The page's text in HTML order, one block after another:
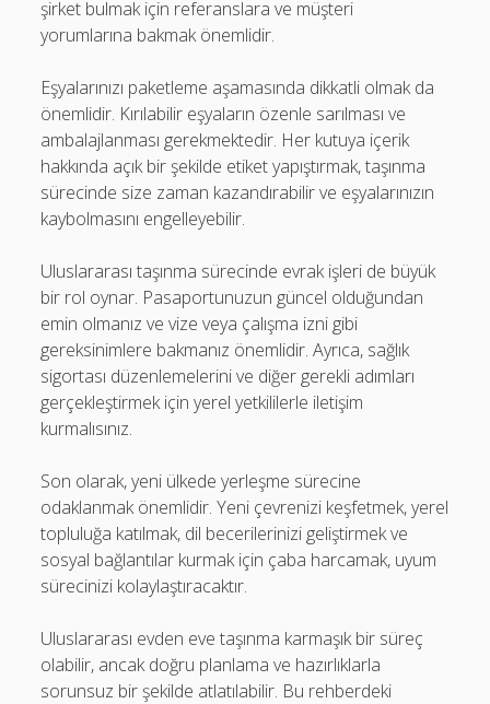
şirket bulmak için referanslara ve müşteri
yorumlarına bakmak önemlidir.
Eşyalarınızı paketleme aşamasında dikkatli olmak da
önemlidir. Kırılabilir eşyaların özenle sarılması ve
ambalajlanması gerekmektedir. Her kutuya içerik
hakkında açık bir şekilde etiket yapıştırmak, taşınma
sürecinde size zaman kazandırabilir ve eşyalarınızın
kaybolmasını engelleyebilir.
Uluslararası taşınma sürecinde evrak işleri de büyük
bir rol oynar. Pasaportunuzun güncel olduğundan
emin olmanız ve vize veya çalışma izni gibi
gereksinimlere bakmanız önemlidir. Ayrıca, sağlık
sigortası düzenlemelerini ve diğer gerekli adımları
gerçekleştirmek için yerel yetkililerle iletişim
kurmalısınız.
Son olarak, yeni ülkede yerleşme sürecine
odaklanmak önemlidir. Yeni çevrenizi keşfetmek, yerel
topluluğa katılmak, dil becerilerinizi geliştirmek ve
sosyal bağlantılar kurmak için çaba harcamak, uyum
sürecinizi kolaylaştıracaktır.
Uluslararası evden eve taşınma karmaşık bir süreç
olabilir, ancak doğru planlama ve hazırlıklarla
sorunsuz bir şekilde atlatılabilir. Bu rehberdeki